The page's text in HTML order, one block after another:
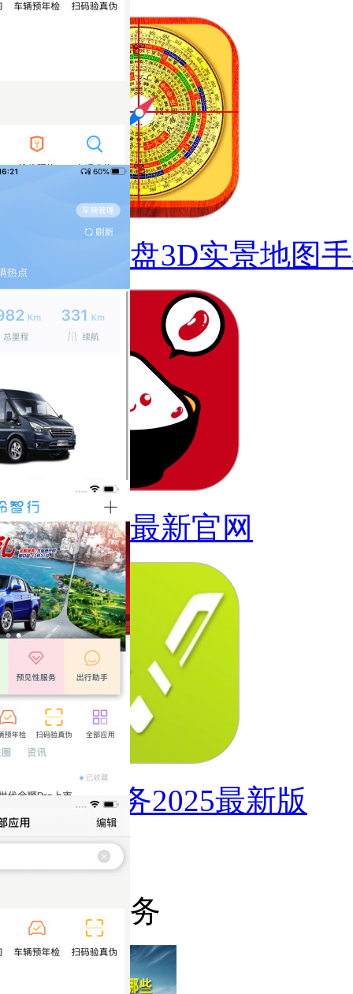
电子罗盘3D实景地图
红豆饭最新官网
小V服务2025最新版
猜你喜欢
汽车服务